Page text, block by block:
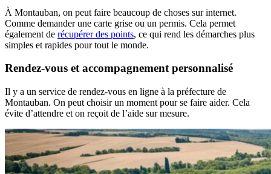
À Montauban, on peut faire beaucoup de choses sur internet.
Comme demander une carte grise ou un permis. Cela permet
également de récupérer des points, ce qui rend les démarches plus
simples et rapides pour tout le monde.
Rendez-vous et accompagnement personnalisé
Il y a un service de rendez-vous en ligne à la préfecture de
Montauban. On peut choisir un moment pour se faire aider. Cela
évite d’attendre et on reçoit de l’aide sur mesure.